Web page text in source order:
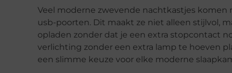
Veel moderne zwevende nachtkastjes
usb-poorten. Dit maakt ze niet alleen stijlvol,
opladen zonder dat je een extra stopcontact
verlichting zonder een extra lamp te hoeven
een slimme keuze voor elke moderne